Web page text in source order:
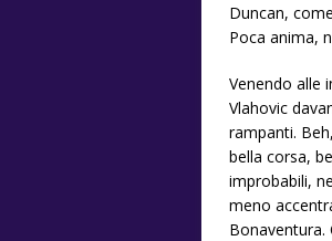
Duncan,
Poca anima,
Venendo alle
Vlahovic
rampanti.
bella corsa,
improbabili,
meno
Bonaventura.